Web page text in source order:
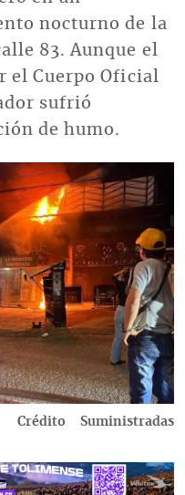
nocturno de la
83. Aunque el
el Cuerpo Oficial
sufrió
de humo.
Crédito Suministradas